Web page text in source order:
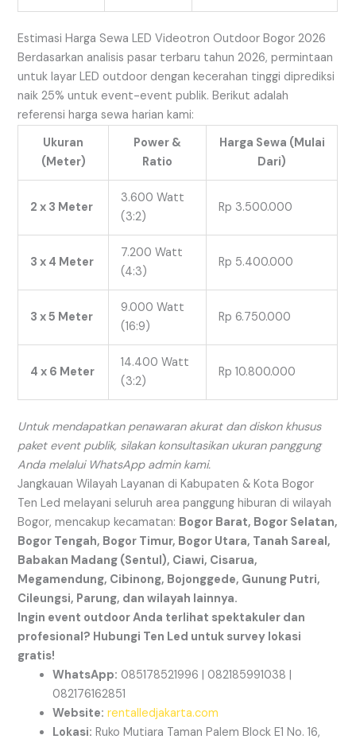
Estimasi Harga Sewa LED Videotron Outdoor Bogor 2026
Berdasarkan analisis pasar terbaru tahun 2026, permintaan
untuk layar LED outdoor dengan kecerahan tinggi diprediksi
naik 25% untuk event-event publik. Berikut adalah
referensi harga sewa harian kami:
Ukuran
(Meter)
Power &
Ratio
Harga Sewa (Mulai
Dari)
2 x 3 Meter
3.600 Watt
(3:2)
Rp 3.500.000
3 x 4 Meter
7.200 Watt
(4:3)
Rp 5.400.000
3 x 5 Meter
9.000 Watt
(16:9)
Rp 6.750.000
4 x 6 Meter
14.400 Watt
(3:2)
Rp 10.800.000
Untuk mendapatkan penawaran akurat dan diskon khusus
paket event publik, silakan konsultasikan ukuran panggung
Anda melalui WhatsApp admin kami.
Jangkauan Wilayah Layanan di Kabupaten & Kota Bogor
Ten Led melayani seluruh area panggung hiburan di wilayah
Bogor, mencakup kecamatan: Bogor Barat, Bogor Selatan,
Bogor Tengah, Bogor Timur, Bogor Utara, Tanah Sareal,
Babakan Madang (Sentul), Ciawi, Cisarua,
Megamendung, Cibinong, Bojonggede, Gunung Putri,
Cileungsi, Parung, dan wilayah lainnya.
Ingin event outdoor Anda terlihat spektakuler dan
profesional? Hubungi Ten Led untuk survey lokasi
gratis!
WhatsApp: 085178521996 | 082185991038 |
082176162851
Website: rentalledjakarta.com
Lokasi: Ruko Mutiara Taman Palem Block E1 No. 16,